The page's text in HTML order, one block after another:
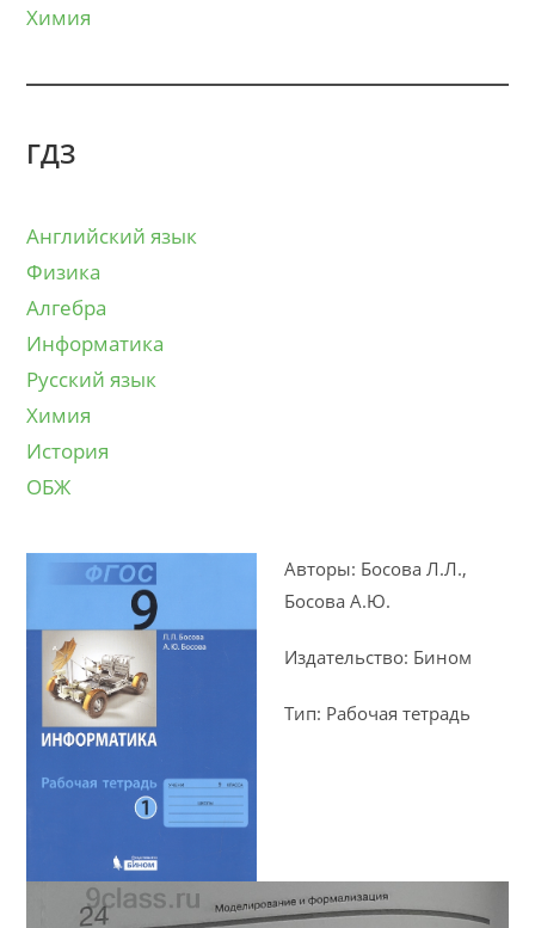
Химия
ГДЗ
Английский язык
Физика
Алгебра
Информатика
Русский язык
Химия
История
ОБЖ
Авторы: Босова Л.Л.,
Босова А.Ю.
Издательство: Бином
Тип: Рабочая тетрадь